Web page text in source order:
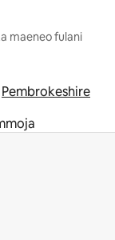
maeneo fulani
Pembrokeshire